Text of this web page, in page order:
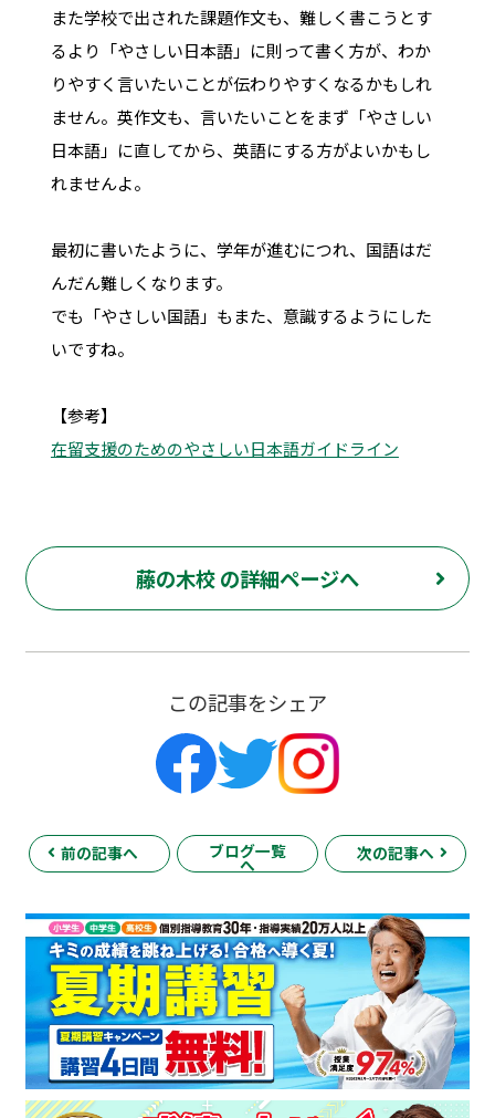
また学校で出された課題作文も、難しく書こうとす
るより「やさしい日本語」に則って書く方が、わか
りやすく言いたいことが伝わりやすくなるかもしれ
ません。英作文も、言いたいことをまず「やさしい
日本語」に直してから、英語にする方がよいかもし
れませんよ。
最初に書いたように、学年が進むにつれ、国語はだ
んだん難しくなります。
でも「やさしい国語」もまた、意識するようにした
いですね。
【参考】
在留支援のためのやさしい日本語ガイドライン
藤の木校 の詳細ページへ
この記事をシェア
前の記事へ ブログ一覧
へ
次の記事へ